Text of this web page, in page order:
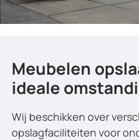
Meubelen
ideale
Wij beschikken over
opslagfaciliteiten voor